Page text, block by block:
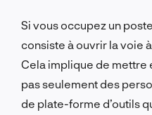
Si vous occupez un
consiste à ouvrir la voie
Cela implique de mettre
pas seulement des
de plate-forme d’outils